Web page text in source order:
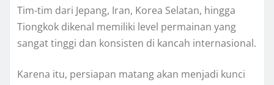
Tim-tim dari Jepang, Iran, Korea Selatan, hingga
Tiongkok dikenal memiliki level permainan yang
sangat tinggi dan konsisten di kancah internasional.
Karena itu, persiapan matang akan menjadi kunci